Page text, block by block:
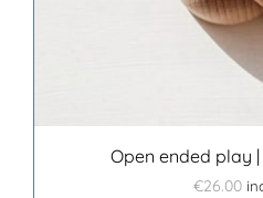
Open ended play
€26.00